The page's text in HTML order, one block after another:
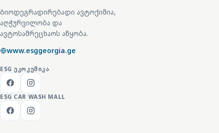
ბიოდეგრადირებადი ავტოქიმია,
აღჭურვილობა და
ავტოსამრეცხაოს აწყობა.
www.esggeorgia.ge
ESG ᲔᲙᲝᲙᲔᲛᲘᲙᲐ
ESG CAR WASH MALL